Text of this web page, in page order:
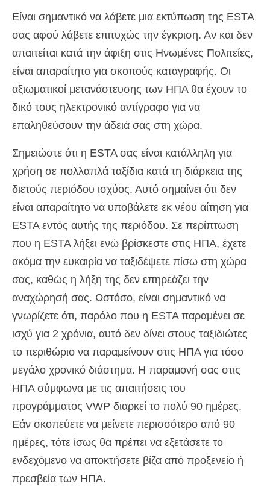
Είναι σημαντικό να λάβετε μια εκτύπωση της ESTA
σας αφού λάβετε επιτυχώς την έγκριση. Αν και δεν
απαιτείται κατά την άφιξη στις Ηνωμένες Πολιτείες,
είναι απαραίτητο για σκοπούς καταγραφής. Οι
αξιωματικοί μετανάστευσης των ΗΠΑ θα έχουν το
δικό τους ηλεκτρονικό αντίγραφο για να
επαληθεύσουν την άδειά σας στη χώρα.
Σημειώστε ότι η ESTA σας είναι κατάλληλη για
χρήση σε πολλαπλά ταξίδια κατά τη διάρκεια της
διετούς περιόδου ισχύος. Αυτό σημαίνει ότι δεν
είναι απαραίτητο να υποβάλετε εκ νέου αίτηση για
ESTA εντός αυτής της περιόδου. Σε περίπτωση
που η ESTA λήξει ενώ βρίσκεστε στις ΗΠΑ, έχετε
ακόμα την ευκαιρία να ταξιδέψετε πίσω στη χώρα
σας, καθώς η λήξη της δεν επηρεάζει την
αναχώρησή σας. Ωστόσο, είναι σημαντικό να
γνωρίζετε ότι, παρόλο που η ESTA παραμένει σε
ισχύ για 2 χρόνια, αυτό δεν δίνει στους ταξιδιώτες
το περιθώριο να παραμείνουν στις ΗΠΑ για τόσο
μεγάλο χρονικό διάστημα. Η παραμονή σας στις
ΗΠΑ σύμφωνα με τις απαιτήσεις του
προγράμματος VWP διαρκεί το πολύ 90 ημέρες.
Εάν σκοπεύετε να μείνετε περισσότερο από 90
ημέρες, τότε ίσως θα πρέπει να εξετάσετε το
ενδεχόμενο να αποκτήσετε βίζα από προξενείο ή
πρεσβεία των ΗΠΑ.